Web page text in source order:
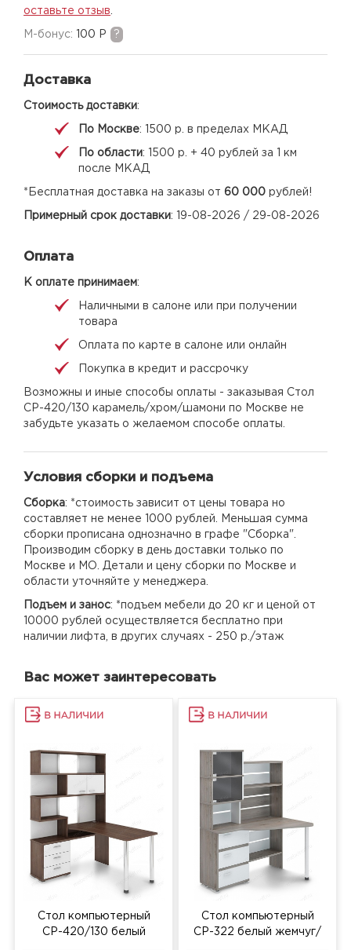
оставьте отзыв
M-бонус: 100 Р ?
Доставка
Стоимость доставки:
По Москве: 1500 р. в пределах МКАД
По области: 1500 р. + 40 рублей за 1 км
после МКАД
*Бесплатная доставка на заказы от 60 000 рублей!
Примерный срок доставки: 19-08-2026 / 29-08-2026
Оплата
К оплате принимаем:
Наличными в салоне или при получении
товара
Оплата по карте в салоне или онлайн
Покупка в кредит и рассрочку
Возможны и иные способы оплаты - заказывая Стол
СР-420/130 карамель/хром/шамони по Москве не
забудьте указать о желаемом способе оплаты.
Условия сборки и подъема
Сборка: *стоимость зависит от цены товара но
составляет не менее 1000 рублей. Меньшая сумма
сборки прописана однозначно в графе "Сборка".
Производим сборку в день доставки только по
Москве и МО. Детали и цену сборки по Москве и
области уточняйте у менеджера.
Подъем и занос: *подъем мебели до 20 кг и ценой от
10000 рублей осуществляется бесплатно при
наличии лифта, в других случаях - 250 р./этаж
Вас может заинтересовать
Стол компьютерный
СР-420/130 белый
Стол компьютерный
СР-322 белый жемчуг/